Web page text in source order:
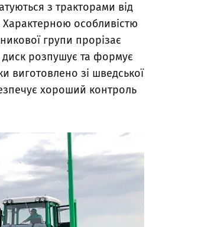
з тракторами від
особливістю
групи прорізає
диск розпушує та формує
виготовлено зі шведської
хороший контроль